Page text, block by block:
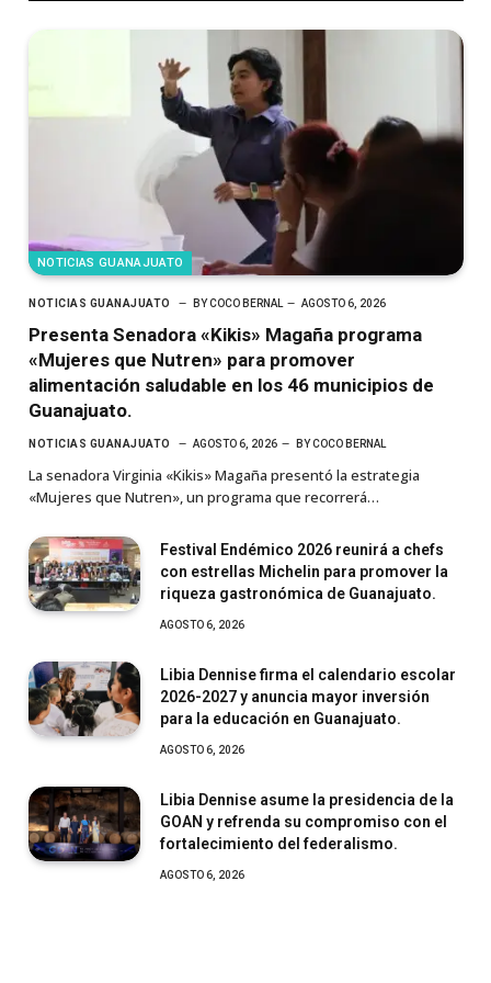
NOTICIAS GUANAJUATO
NOTICIAS GUANAJUATO BY COCO BERNAL AGOSTO 6, 2026
Presenta Senadora «Kikis» Magaña programa
«Mujeres que Nutren» para promover
alimentación saludable en los 46 municipios de
Guanajuato.
NOTICIAS GUANAJUATO AGOSTO 6, 2026 BY COCO BERNAL
La senadora Virginia «Kikis» Magaña presentó la estrategia
«Mujeres que Nutren», un programa que recorrerá…
Festival Endémico 2026 reunirá a chefs
con estrellas Michelin para promover la
riqueza gastronómica de Guanajuato.
AGOSTO 6, 2026
Libia Dennise firma el calendario escolar
2026-2027 y anuncia mayor inversión
para la educación en Guanajuato.
AGOSTO 6, 2026
Libia Dennise asume la presidencia de la
GOAN y refrenda su compromiso con el
fortalecimiento del federalismo.
AGOSTO 6, 2026